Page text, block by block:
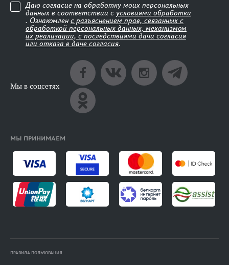
Даю согласие на обработку моих персональных
данных в соответствии с условиями обработки
. Ознакомлен с разъяснением прав, связанных с
обработкой персональных данных, механизмом
их реализации, с последствиями дачи согласия
или отказа в даче согласия.
Мы в соцсетях
МЫ ПРИНИМАЕМ
ПРАВИЛА ПОЛЬЗОВАНИЯ